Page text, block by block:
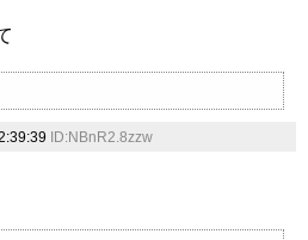
ID:NBnR2.8zzw